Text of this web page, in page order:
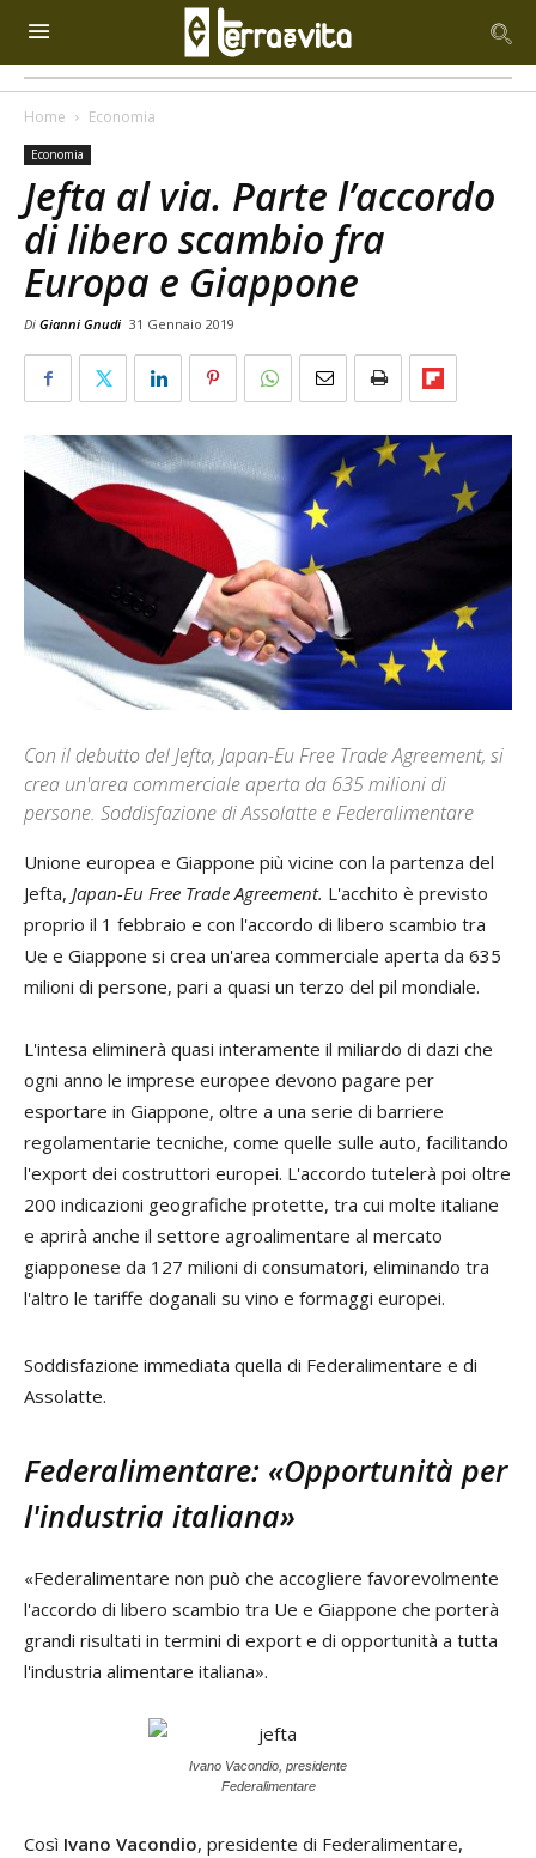
Home Economia
Economia
Jefta al via. Parte l’accordo
di libero scambio fra
Europa e Giappone
Di Gianni Gnudi 31 Gennaio 2019
Con il debutto del Jefta, Japan-Eu Free Trade Agreement, si
crea un'area commerciale aperta da 635 milioni di
persone. Soddisfazione di Assolatte e Federalimentare
Unione europea e Giappone più vicine con la partenza del
Jefta, Japan-Eu Free Trade Agreement. L'acchito è previsto
proprio il 1 febbraio e con l'accordo di libero scambio tra
Ue e Giappone si crea un'area commerciale aperta da 635
milioni di persone, pari a quasi un terzo del pil mondiale.
L'intesa eliminerà quasi interamente il miliardo di dazi che
ogni anno le imprese europee devono pagare per
esportare in Giappone, oltre a una serie di barriere
regolamentarie tecniche, come quelle sulle auto, facilitando
l'export dei costruttori europei. L'accordo tutelerà poi oltre
200 indicazioni geografiche protette, tra cui molte italiane
e aprirà anche il settore agroalimentare al mercato
giapponese da 127 milioni di consumatori, eliminando tra
l'altro le tariffe doganali su vino e formaggi europei.
Soddisfazione immediata quella di Federalimentare e di
Assolatte.
Federalimentare: «Opportunità per
l'industria italiana»
«Federalimentare non può che accogliere favorevolmente
l'accordo di libero scambio tra Ue e Giappone che porterà
grandi risultati in termini di export e di opportunità a tutta
l'industria alimentare italiana».
Ivano Vacondio, presidente
Federalimentare
Così Ivano Vacondio, presidente di Federalimentare,